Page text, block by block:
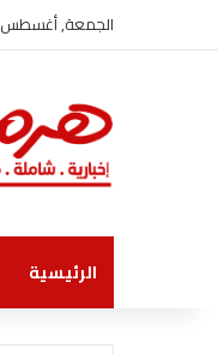
الجمعة, أغسطس 7 2026
الرئيسية